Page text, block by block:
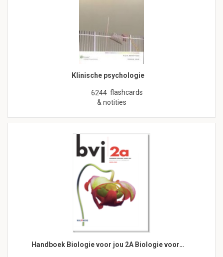
Klinische psychologie
6244 flashcards
& notities
Handboek Biologie voor jou 2A Biologie voor…